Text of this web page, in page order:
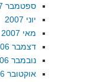
ספטמבר 2007
יוני 2007
מאי 2007
דצמבר 2006
נובמבר 2006
אוקטובר 2006